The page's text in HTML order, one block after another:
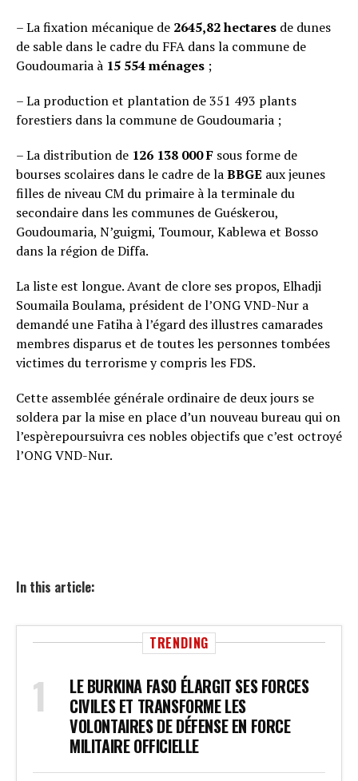
– La fixation mécanique de 2645,82hectares de dunes
de sable dans le cadre du FFA dans la commune de
Goudoumaria à 15 554 ménages ;
– La production et plantation de 351 493 plants
forestiers dans la commune de Goudoumaria ;
– La distribution de 126 138 000 F sous forme de
bourses scolaires dans le cadre de laBBGE aux jeunes
filles de niveau CM du primaire à la terminale du
secondaire dans les communes de Guéskerou,
Goudoumaria, N’guigmi, Toumour, Kablewa et Bosso
dans la région de Diffa.
La liste est longue. Avant de clore ses propos, Elhadji
Soumaila Boulama, président de l’ONG VND-Nur a
demandé une Fatiha à l’égard des illustres camarades
membres disparus et de toutes les personnes tombées
victimes du terrorisme y compris les FDS.
Cette assemblée générale ordinaire de deux jours se
soldera par la mise en place d’un nouveau bureau qui on
l’espèrepoursuivra ces nobles objectifs que c’est octroyé
l’ONG VND-Nur.
In this article:
TRENDING
LE BURKINA FASO ÉLARGIT SES FORCES
CIVILES ET TRANSFORME LES
VOLONTAIRES DE DÉFENSE EN FORCE
MILITAIRE OFFICIELLE